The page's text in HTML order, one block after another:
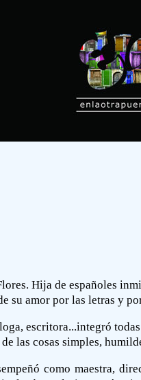
Hija de españoles
su amor por las letras y
escritora...integró
las cosas simples,
como maestra,